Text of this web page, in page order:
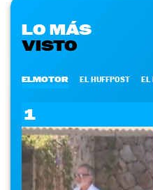
LO MÁS
VISTO
ELMOTOR EL HUFFPOST EL
1